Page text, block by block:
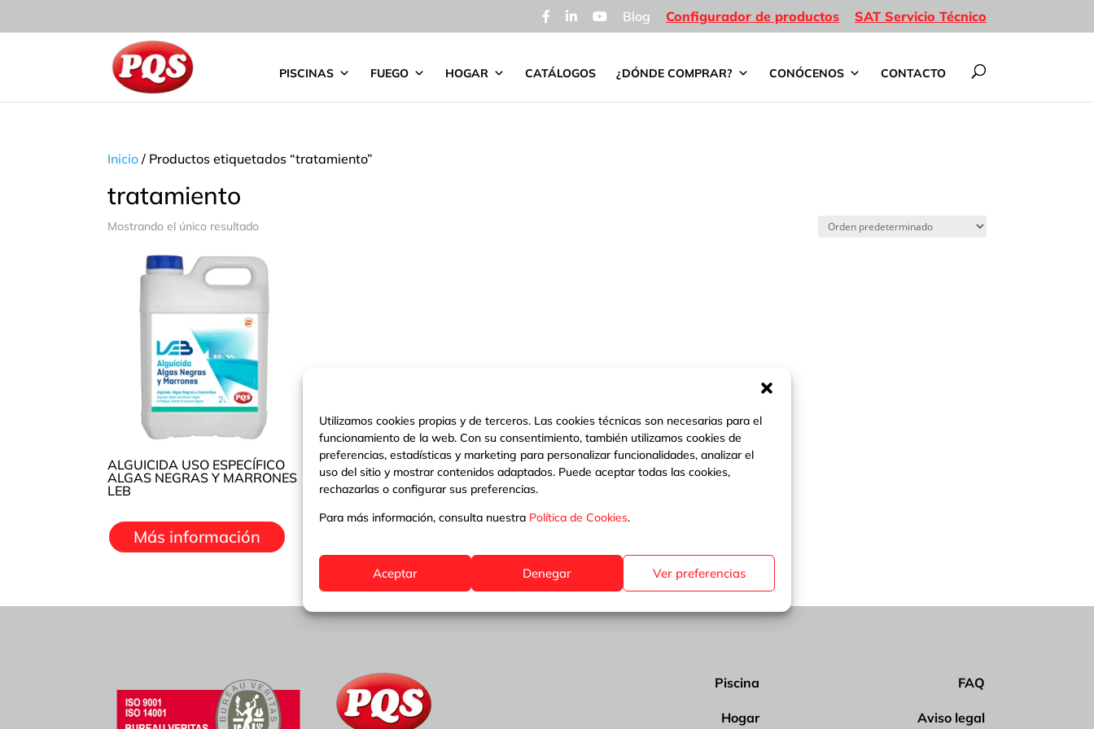
Utilizamos cookies propias y de terceros. Las cookies técnicas son necesarias para el
funcionamiento de la web. Con su consentimiento, también utilizamos cookies de
preferencias, estadísticas y marketing para personalizar funcionalidades, analizar el
uso del sitio y mostrar contenidos adaptados. Puede aceptar todas las cookies,
rechazarlas o configurar sus preferencias.
Para más información, consulta nuestra Política de Cookies.
Aceptar Denegar Ver preferencias
Blog Configurador de productos SAT Servicio Técnico
PISCINAS FUEGO HOGAR CATÁLOGOS ¿DÓNDE COMPRAR? CONÓCENOS CONTACTO
Inicio / Productos etiquetados “tratamiento”
tratamiento
Mostrando el único resultado
ALGUICIDA USO ESPECÍFICO
ALGAS NEGRAS Y MARRONES
LEB
Más información
Piscina
Hogar
FAQ
Aviso legal